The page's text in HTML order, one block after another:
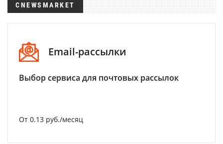
CNEWSMARKET
Email-рассылки
Выбор сервиса для почтовых рассылок
От 0.13 руб./месяц